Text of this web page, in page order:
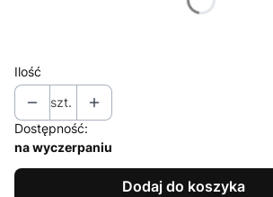
Poszczególne warianty mogą różnić się ceną
Ilość
szt.
Dostępność:
na wyczerpaniu
Dodaj do koszyka